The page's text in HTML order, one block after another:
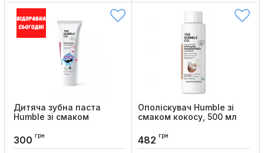
Дитяча зубна паста
Humble зі смаком
Код товару:
300 грн
Ополіскувач Humble зі
смаком кокосу, 500 мл
482 грн